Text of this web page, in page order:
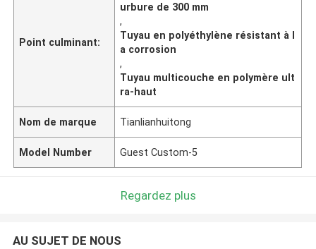
Point culminant:
urbure de 300 mm
,
Tuyau en polyéthylène résistant à l
a corrosion
,
Tuyau multicouche en polymère ult
ra-haut
Nom de marque Tianlianhuitong
Model Number Guest Custom-5
Regardez plus
AU SUJET DE NOUS